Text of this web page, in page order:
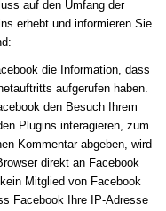
auf den Umfang der
erhebt und informieren Sie
die Information, dass
aufgerufen haben.
den Besuch Ihrem
Plugins interagieren, zum
Kommentar abgeben, wird
direkt an Facebook
Mitglied von Facebook
Facebook Ihre IP-Adresse